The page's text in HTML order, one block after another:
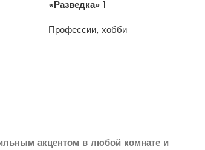
«Разведка» 1
Профессии, хобби
акцентом в любой комнате и